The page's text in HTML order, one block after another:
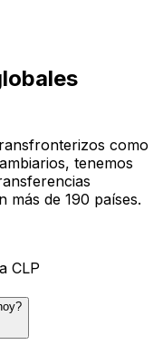
como
tenemos
más de 190 países.
CLP